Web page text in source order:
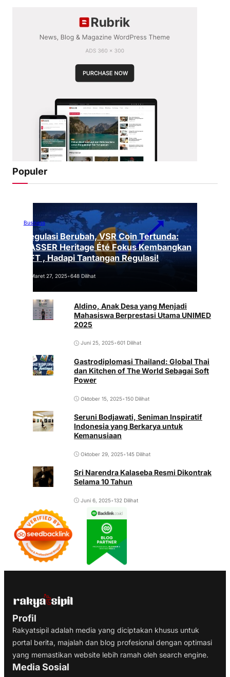
Populer
Business
Regulasi Berubah, VSR Coin Tertunda:
VASSER Heritage Été Fokus Kembangkan
NFT , Hadapi Tantangan Regulasi!
Maret 27, 2025•648 Dilihat
Aldino, Anak Desa yang Menjadi
Mahasiswa Berprestasi Utama UNIMED
2025
Juni 25, 2025•601 Dilihat
Gastrodiplomasi Thailand: Global Thai
dan Kitchen of The World Sebagai Soft
Power
Oktober 15, 2025•150 Dilihat
Seruni Bodjawati, Seniman Inspiratif
Indonesia yang Berkarya untuk
Kemanusiaan
Oktober 29, 2025•145 Dilihat
Sri Narendra Kalaseba Resmi Dikontrak
Selama 10 Tahun
Juni 6, 2025•132 Dilihat
Profil
Rakyatsipil adalah media yang diciptakan khusus untuk
portal berita, majalah dan blog profesional dengan optimasi
yang memastikan website lebih ramah oleh search engine.
Media Sosial